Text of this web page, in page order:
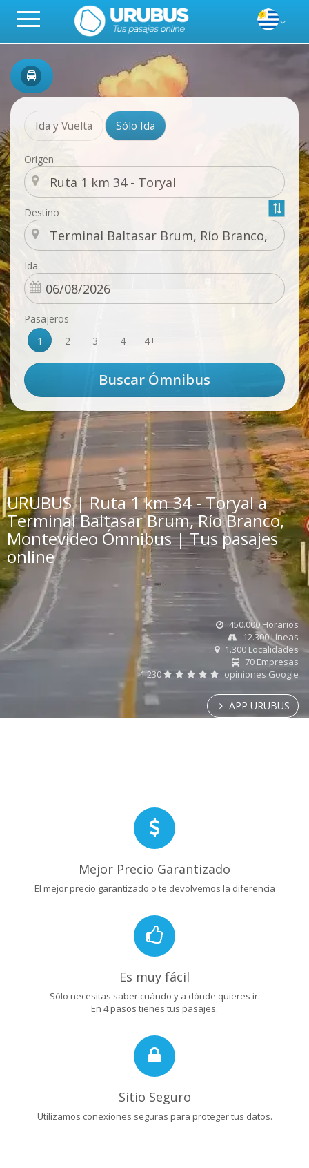
Ida y Vuelta Sólo Ida
Origen
Destino
Ida
Pasajeros
1
2 3 4 4+
URUBUS | Ruta 1 km 34 - Toryal a
Terminal Baltasar Brum, Río Branco,
Montevideo Ómnibus | Tus pasajes
online
450.000 Horarios
12.300 Líneas
1.300 Localidades
70 Empresas
1.230
opiniones Google
APP URUBUS
Mejor Precio Garantizado
El mejor precio garantizado o te devolvemos la diferencia
Es muy fácil
Sólo necesitas saber cuándo y a dónde quieres ir.
En 4 pasos tienes tus pasajes.
Sitio Seguro
Utilizamos conexiones seguras para proteger tus datos.